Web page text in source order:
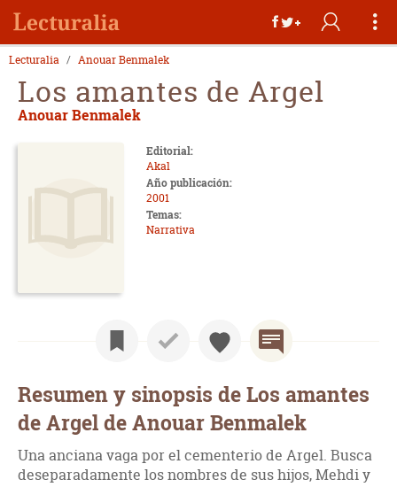
Lecturalia Anouar Benmalek
Los amantes de Argel
Anouar Benmalek
Editorial:
Akal
Año publicación:
2001
Temas:
Narrativa
Resumen y sinopsis de Los amantes
de Argel de Anouar Benmalek
Una anciana vaga por el cementerio de Argel. Busca
deseparadamente los nombres de sus hijos, Mehdi y